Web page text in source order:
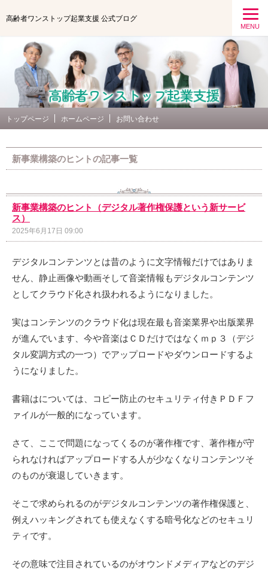
高齢者ワンストップ起業支援 公式ブログ
MENU
トップページ ホームページ お問い合わせ
新事業構築のヒントの記事一覧
新事業構築のヒント（デジタル著作権保護という新サービ
ス）
2025年6月17日 09:00
デジタルコンテンツとは昔のように文字情報だけではありま
せん、静止画像や動画そして音楽情報もデジタルコンテンツ
としてクラウド化され扱われるようになりました。
実はコンテンツのクラウド化は現在最も音楽業界や出版業界
が進んでいます、今や音楽はＣＤだけではなくｍｐ３（デジ
タル変調方式の一つ）でアップロードやダウンロードするよ
うになりました。
書籍はについては、コピー防止のセキュリティ付きＰＤＦフ
ァイルが一般的になっています。
さて、ここで問題になってくるのが著作権です、著作権が守
られなければアップロードする人が少なくなりコンテンツそ
のものが衰退していきます。
そこで求められるのがデジタルコンテンツの著作権保護と、
例えハッキングされても使えなくする暗号化などのセキュリ
ティです。
その意味で注目されているのがオウンドメディアなどのデジ